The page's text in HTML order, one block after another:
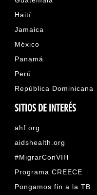
Haití
Jamaica
México
Panamá
Perú
República Dominicana
SITIOS DE INTERÉS
ahf.org
aidshealth.org
#MigrarConVIH
Programa CREECE
Pongamos fin a la TB